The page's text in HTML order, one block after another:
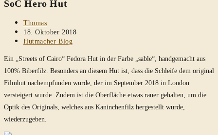
durchsuchen
SoC Hero Hut
Beitrags-
Autor:
Thomas
Beitrag
veröffentlicht:
18. Oktober 2018
Beitrags-
Hutmacher Blog
Ein „Streets of Cairo“ Fedora Hut in der Farbe „sable“, handgemacht aus
100% Biberfilz. Besonders an diesem Hut ist, dass die Schleife dem original
Filmhut nachempfunden wurde, der im September 2018 in London
versteigert wurde. Zudem ist die Oberfläche etwas rauer gehalten, um die
Optik des Originals, welches aus Kaninchenfilz hergestellt wurde,
wiederzugeben.